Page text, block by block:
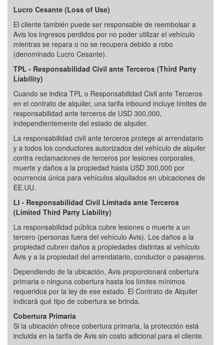
Lucro Cesante (Loss of Use)
El cliente también puede ser responsable de reembolsar a
Avis los ingresos perdidos por no poder utilizar el vehículo
mientras se repara o no se recupera debido a robo
(denominado Lucro Cesante).
TPL - Responsabilidad Civil ante Terceros (Third Party
Liability)
Cuando se indica TPL o Responsabilidad Civil ante Terceros
en el contrato de alquiler, una tarifa inbound incluye límites de
responsabilidad ante terceros de USD 300,000,
independientemente del estado de alquiler.
La responsabilidad civil ante terceros protege al arrendatario
y a todos los conductores autorizados del vehículo de alquiler
contra reclamaciones de terceros por lesiones corporales,
muerte y daños a la propiedad hasta USD 300,000 por
ocurrencia única para vehículos alquilados en ubicaciones de
EE.UU.
LI - Responsabilidad Civil Limitada ante Terceros
(Limited Third Party Liability)
La responsabilidad pública cubre lesiones o muerte a un
tercero (personas fuera del vehículo Avis). Los daños a la
propiedad cubren daños a propiedades distintas al vehículo
Avis y a la propiedad del arrendatario, conductor o pasajeros.
Dependiendo de la ubicación, Avis proporcionará cobertura
primaria o ninguna cobertura hasta los límites mínimos
requeridos por la ley de ese estado. El Contrato de Alquiler
indicará qué tipo de cobertura se brinda.
Cobertura Primaria
Si la ubicación ofrece cobertura primaria, la protección está
incluida en la tarifa de Avis sin costo adicional para el cliente.